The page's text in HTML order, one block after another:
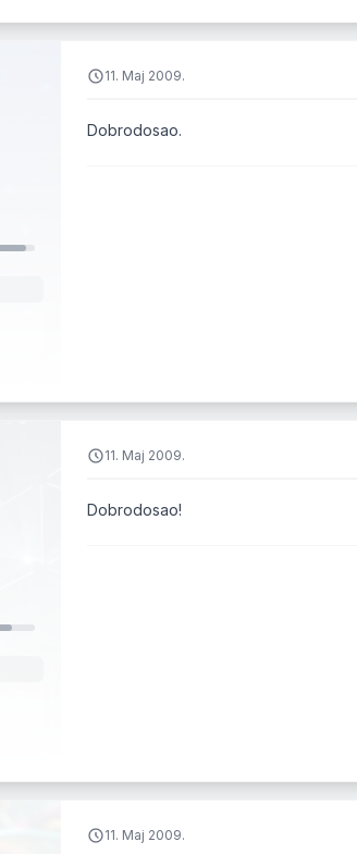
11. Maj 2009.
Dobrodosao.
11. Maj 2009.
Dobrodosao!
11. Maj 2009.